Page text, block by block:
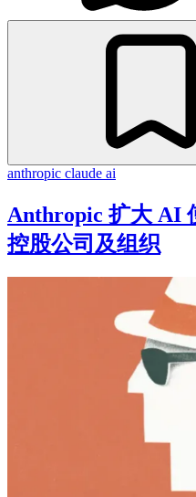
anthropic claude ai
Anthropic 扩大 AI
控股公司及组织